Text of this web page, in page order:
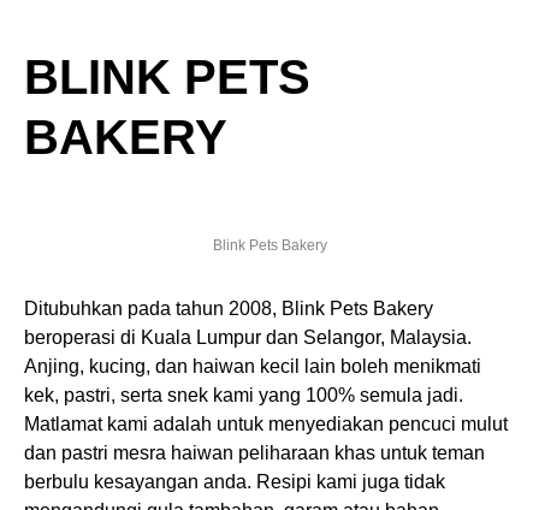
BLINK PETS
BAKERY
Blink Pets Bakery
Ditubuhkan pada tahun 2008, Blink Pets Bakery
beroperasi di Kuala Lumpur dan Selangor, Malaysia.
Anjing, kucing, dan haiwan kecil lain boleh menikmati
kek, pastri, serta snek kami yang 100% semula jadi.
Matlamat kami adalah untuk menyediakan pencuci mulut
dan pastri mesra haiwan peliharaan khas untuk teman
berbulu kesayangan anda. Resipi kami juga tidak